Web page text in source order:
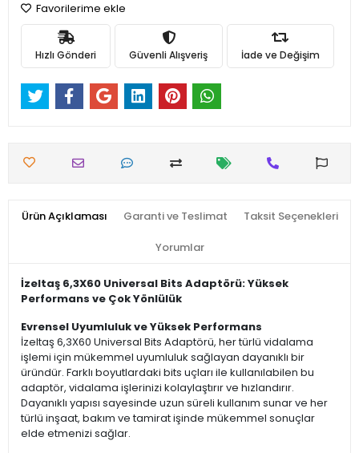
Favorilerime ekle
Hızlı Gönderi Güvenli Alışveriş İade ve Değişim
Ürün Açıklaması Garanti ve Teslimat Taksit Seçenekleri
Yorumlar
İzeltaş 6,3X60 Universal Bits Adaptörü: Yüksek
Performans ve Çok Yönlülük
Evrensel Uyumluluk ve Yüksek Performans
İzeltaş 6,3X60 Universal Bits Adaptörü, her türlü vidalama
işlemi için mükemmel uyumluluk sağlayan dayanıklı bir
üründür. Farklı boyutlardaki bits uçları ile kullanılabilen bu
adaptör, vidalama işlerinizi kolaylaştırır ve hızlandırır.
Dayanıklı yapısı sayesinde uzun süreli kullanım sunar ve her
türlü inşaat, bakım ve tamirat işinde mükemmel sonuçlar
elde etmenizi sağlar.